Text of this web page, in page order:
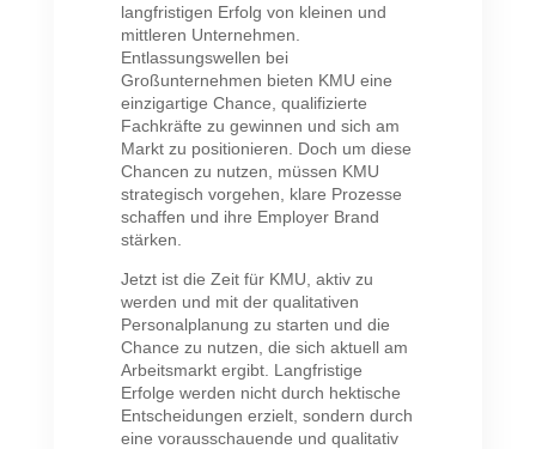
langfristigen Erfolg von kleinen und
mittleren Unternehmen.
Entlassungswellen bei
Großunternehmen bieten KMU eine
einzigartige Chance, qualifizierte
Fachkräfte zu gewinnen und sich am
Markt zu positionieren. Doch um diese
Chancen zu nutzen, müssen KMU
strategisch vorgehen, klare Prozesse
schaffen und ihre Employer Brand
stärken.
Jetzt ist die Zeit für KMU, aktiv zu
werden und mit der qualitativen
Personalplanung zu starten und die
Chance zu nutzen, die sich aktuell am
Arbeitsmarkt ergibt. Langfristige
Erfolge werden nicht durch hektische
Entscheidungen erzielt, sondern durch
eine vorausschauende und qualitativ